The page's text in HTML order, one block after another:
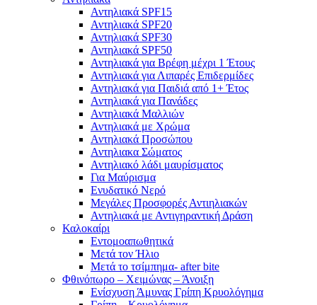
Αντηλιακά SPF15
Αντηλιακά SPF20
Αντηλιακά SPF30
Αντηλιακά SPF50
Αντηλιακά για Βρέφη μέχρι 1 Έτους
Αντηλιακά για Λιπαρές Επιδερμίδες
Αντηλιακά για Παιδιά από 1+ Έτος
Αντηλιακά για Πανάδες
Αντηλιακά Μαλλιών
Αντηλιακά με Χρώμα
Αντηλιακά Προσώπου
Αντηλιακα Σώματος
Αντηλιακό λάδι μαυρίσματος
Για Μαύρισμα
Ενυδατικό Νερό
Μεγάλες Προσφορές Αντιηλιακών
Αντηλιακά με Αντιγηραντική Δράση
Καλοκαίρι
Εντομοαπωθητικά
Μετά τον Ήλιο
Μετά το τσίμπημα- after bite
Φθινόπωρο – Χειμώνας – Άνοιξη
Ενίσχυση Άμυνας Γρίπη Κρυολόγημα